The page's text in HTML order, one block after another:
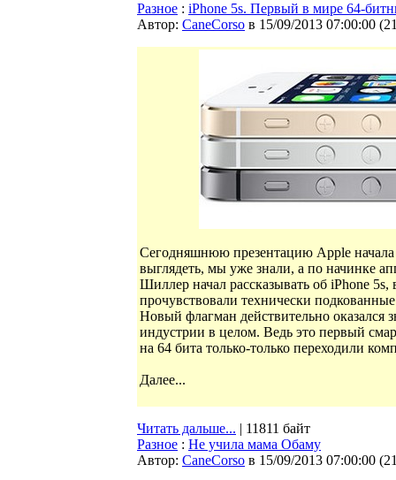
Разное : iPhone 5s. Первый в мире 64-
Автор: CaneCorso в 15/09/2013 07:00:00 (
Сегодняшнюю презентацию Apple начала
выглядеть, мы уже знали, а по начинке
Шиллер начал рассказывать об iPhone
прочувствовали технически
Новый флагман действительно оказался
индустрии в целом. Ведь это первый
на 64 бита только-только переходили
Далее...
Читать дальше... | 11811 байт
Разное : Не учила мама Обаму
Автор: CaneCorso в 15/09/2013 07:00:00 (